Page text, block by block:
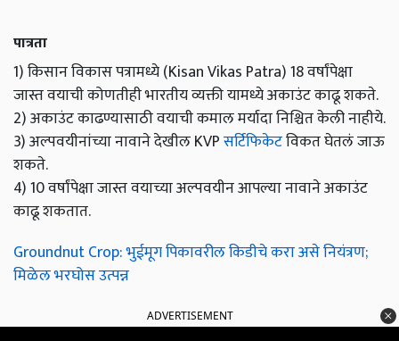
पात्रता
1) किसान विकास पत्रामध्ये (Kisan Vikas Patra) 18 वर्षांपेक्षा
जास्त वयाची कोणतीही भारतीय व्यक्ती यामध्ये अकाउंट काढू शकते.
2) अकाउंट काढण्यासाठी वयाची कमाल मर्यादा निश्चित केली नाहीये.
3) अल्पवयीनांच्या नावाने देखील KVPसर्टिफिकेटविकत घेतलं जाऊ
शकते.
4) 10 वर्षांपेक्षा जास्त वयाच्या अल्पवयीन आपल्या नावाने अकाउंट
काढू शकतात.
Groundnut Crop: भुईमूग पिकावरील किडीचे करा असे नियंत्रण;
मिळेल भरघोस उत्पन्न
ADVERTISEMENT